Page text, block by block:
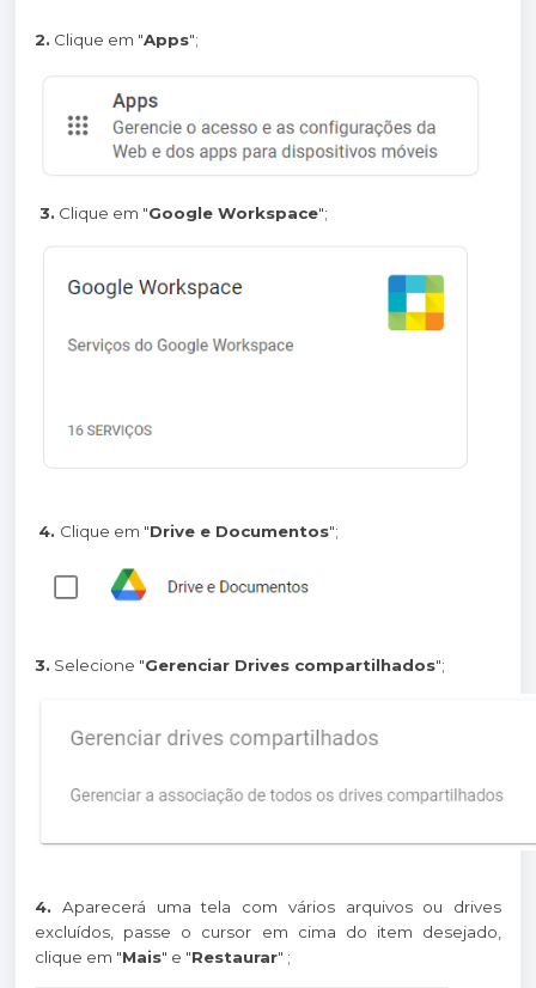
2. Clique em "Apps";
3. Clique em "Google Workspace";
4. Clique em "Drive e Documentos";
3. Selecione "Gerenciar Drives compartilhados";
4. Aparecerá uma tela com vários arquivos ou drives
excluídos, passe o cursor em cima do item desejado,
clique em "Mais" e "Restaurar" ;